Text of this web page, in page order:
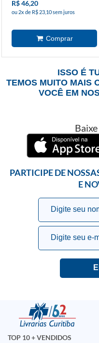
R$ 46,20
ou 2x de R$ 23,10 sem juros
ISSO É
TEMOS MUITO MAIS
VOCÊ EM
PARTICIPE DE
E
TOP 10 + VENDIDOS